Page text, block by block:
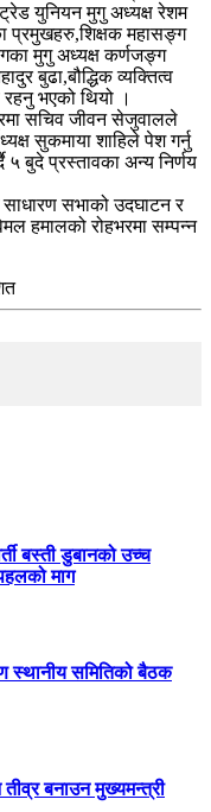
युनियन मुगु अध्यक्ष रेशम
प्रमुखहरु,शिक्षक महासङ्ग
मुगु अध्यक्ष कर्णजङ्ग
बुढा,बौद्धिक व्यक्तित्व
भएको थियो ।
सचिव जीवन सेजुवालले
सुकमाया शाहिले पेश गर्नु
५ बुदे प्रस्तावका अन्य निर्णय
सभाको उदघाटन र
हमालको रोहभरमा सम्पन्न
बस्ती डुबानको उच्च
माग
स्थानीय समितिको बैठक
बनाउन मुख्यमन्त्री